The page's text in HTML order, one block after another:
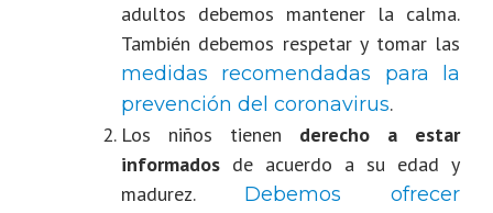
adultos debemos mantener la calma.
También debemos respetar y tomar las
medidas recomendadas para la
prevención del coronavirus.
Los niños tienen derecho a estar
informados de acuerdo a su edad y
madurez. Debemos ofrecer